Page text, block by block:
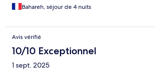
Bahareh, séjour de 4 nuits
Avis vérifié
10/10 Exceptionnel
1 sept. 2025